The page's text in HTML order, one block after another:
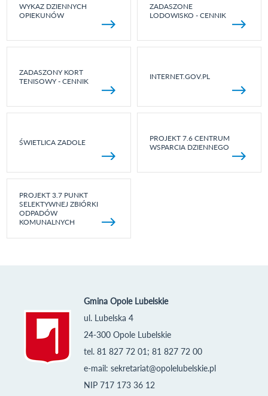
WYKAZ DZIENNYCH
OPIEKUNÓW
ZADASZONE
LODOWISKO - CENNIK
ZADASZONY KORT
TENISOWY - CENNIK
INTERNET.GOV.PL
ŚWIETLICA ZADOLE
PROJEKT 7.6 CENTRUM
WSPARCIA DZIENNEGO
PROJEKT 3.7 PUNKT
SELEKTYWNEJ ZBIÓRKI
ODPADÓW
KOMUNALNYCH
Gmina Opole Lubelskie
ul. Lubelska 4
24-300 Opole Lubelskie
tel. 81 827 72 01; 81 827 72 00
e-mail: sekretariat@opolelubelskie.pl
NIP 717 173 36 12